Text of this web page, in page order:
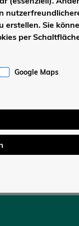
erstellen. Sie
per
Google Maps